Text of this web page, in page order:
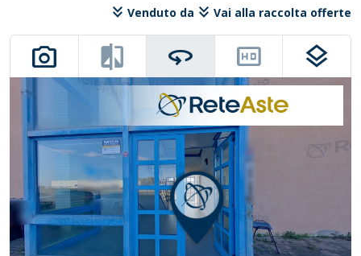
keyboard_double_arrow_down Venduto da keyboard_double_arrow_down Vai alla raccolta offerte
photo_camera compare 360 hd layers